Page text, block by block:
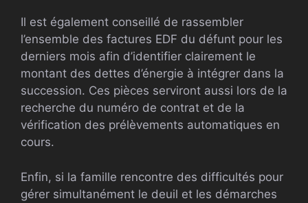
Il est également conseillé de rassembler
l’ensemble des factures EDF du défunt pour les
derniers mois afin d’identifier clairement le
montant des dettes d’énergie à intégrer dans la
succession. Ces pièces serviront aussi lors de la
recherche du numéro de contrat et de la
vérification des prélèvements automatiques en
cours.
Enfin, si la famille rencontre des difficultés pour
gérer simultanément le deuil et les démarches